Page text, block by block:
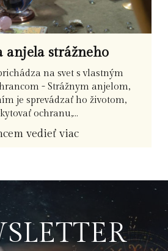
anjela strážneho
na svet s vlastným
- Strážnym anjelom,
je sprevádzať ho životom,
ochranu,...
vedieť viac